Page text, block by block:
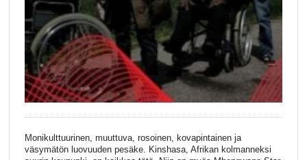
Monikulttuurinen, muuttuva, rosoinen, kovapintainen ja
väsymätön luovuuden pesäke. Kinshasa, Afrikan kolmanneksi